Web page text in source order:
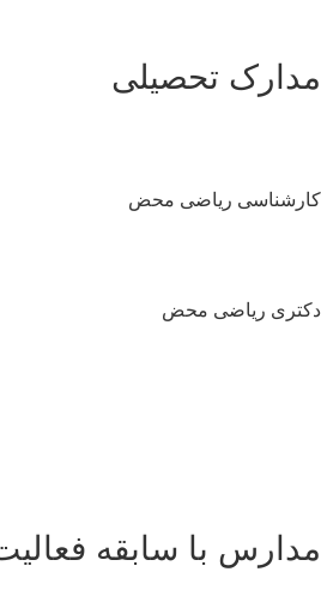
تحصیلی
ریاضی محض
ریاضی محض
با سابقه فعالیت